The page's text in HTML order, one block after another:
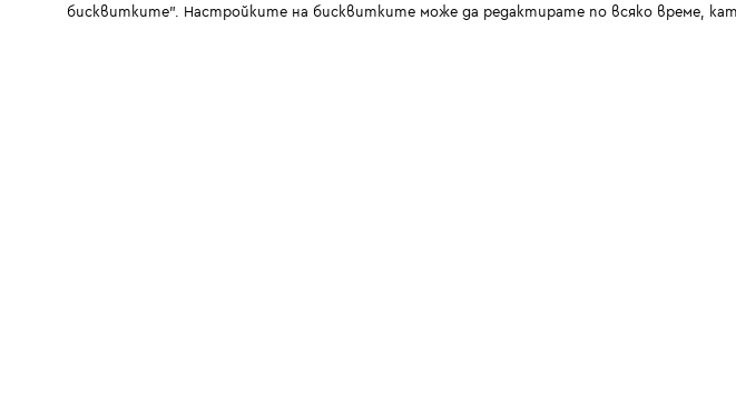
бисквитките". Настройките на бисквитките може да редактирате по всяко време,